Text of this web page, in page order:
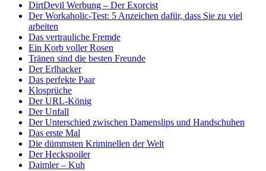
DirtDevil Werbung – Der Exorcist
Der Workaholic-Test: 5 Anzeichen dafür, dass Sie zu viel
arbeiten
Das vertrauliche Fremde
Ein Korb voller Rosen
Tränen sind die besten Freunde
Der Erlhacker
Das perfekte Paar
Klosprüche
Der URL-König
Der Unfall
Der Unterschied zwischen Damenslips und Handschuhen
Das erste Mal
Die dümmsten Kriminellen der Welt
Der Heckspoiler
Daimler – Kuh